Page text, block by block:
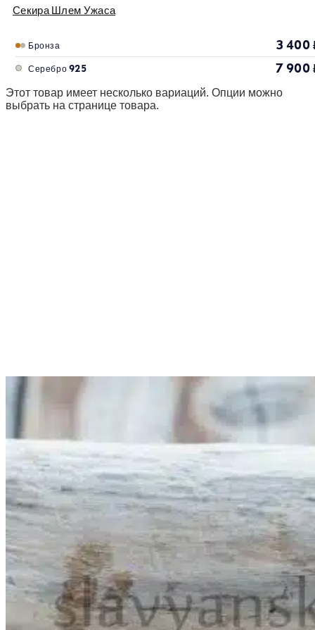
Секира Шлем Ужаса
Бронза 3 400
Серебро 925 7 900
Этот товар имеет несколько вариаций. Опции можно
выбрать на странице товара.